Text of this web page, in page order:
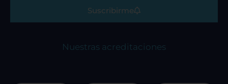
Suscribirme
Nuestras acreditaciones